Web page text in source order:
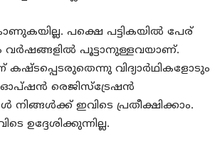
പക്ഷെ പട്ടികയിൽ പേര്
പൂട്ടാനുള്ളവയാണ്.
കഷ്ടപ്പെടരുതെന്നു വിദ്യാർഥികളോടും
ഓപ്ഷൻ രെജിസ്ട്രേഷൻ
നിങ്ങൾക്ക് ഇവിടെ പ്രതീക്ഷിക്കാം.